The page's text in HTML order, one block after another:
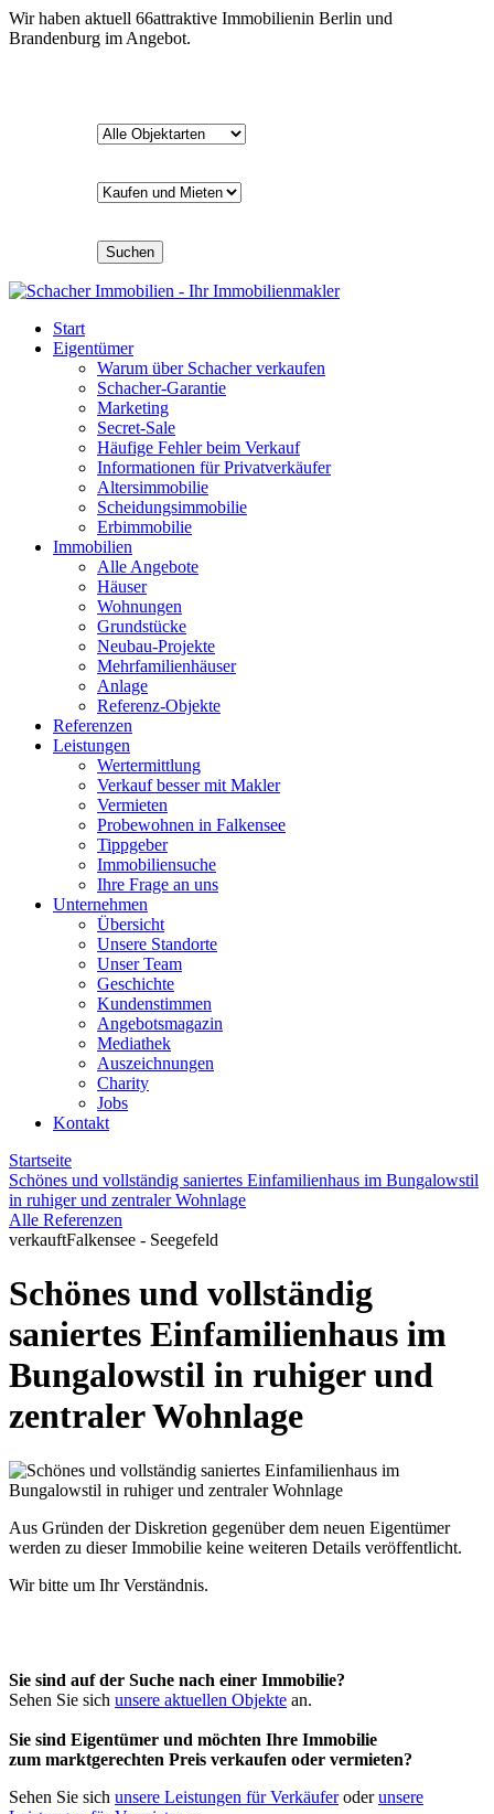
Wir haben aktuell 66attraktive Immobilienin Berlin und
Brandenburg im Angebot.
Suchen
Start
Eigentümer
Warum über Schacher verkaufen
Schacher-Garantie
Marketing
Secret-Sale
Häufige Fehler beim Verkauf
Informationen für Privatverkäufer
Altersimmobilie
Scheidungsimmobilie
Erbimmobilie
Immobilien
Alle Angebote
Häuser
Wohnungen
Grundstücke
Neubau-Projekte
Mehrfamilienhäuser
Anlage
Referenz-Objekte
Referenzen
Leistungen
Wertermittlung
Verkauf besser mit Makler
Vermieten
Probewohnen in Falkensee
Tippgeber
Immobiliensuche
Ihre Frage an uns
Unternehmen
Übersicht
Unsere Standorte
Unser Team
Geschichte
Kundenstimmen
Angebotsmagazin
Mediathek
Auszeichnungen
Charity
Jobs
Kontakt
Startseite
Schönes und vollständig saniertes Einfamilienhaus im Bungalowstil
in ruhiger und zentraler Wohnlage
Alle Referenzen
verkauftFalkensee - Seegefeld
Schönes und vollständig
saniertes Einfamilienhaus im
Bungalowstil in ruhiger und
zentraler Wohnlage
Aus Gründen der Diskretion gegenüber dem neuen Eigentümer
werden zu dieser Immobilie keine weiteren Details veröffentlicht.
Wir bitte um Ihr Verständnis.
Sie sind auf der Suche nach einer Immobilie?
Sehen Sie sich unsere aktuellen Objekte an.
Sie sind Eigentümer und möchten Ihre Immobilie
zum marktgerechten Preis verkaufen oder vermieten?
Sehen Sie sich unsere Leistungen für Verkäuferoderunsere